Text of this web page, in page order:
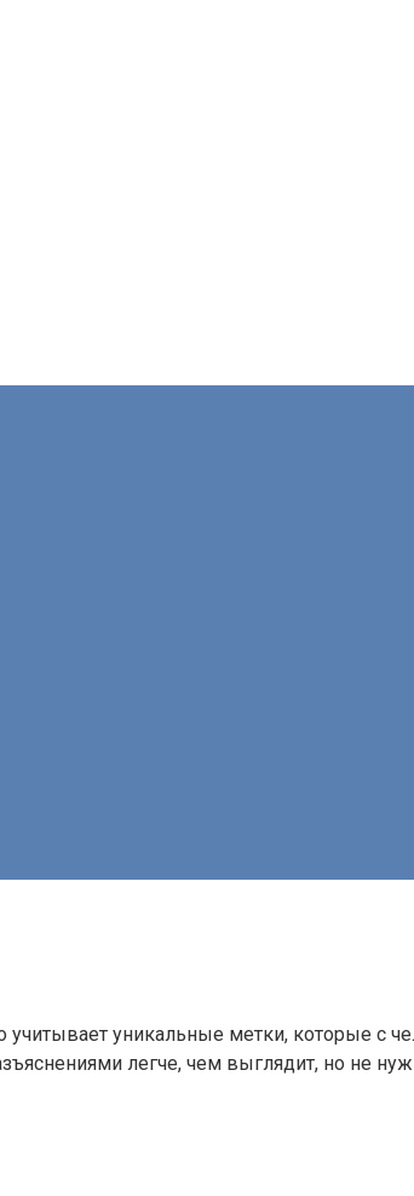
учитывает уникальные метки, которые с
легче, чем выглядит, но не